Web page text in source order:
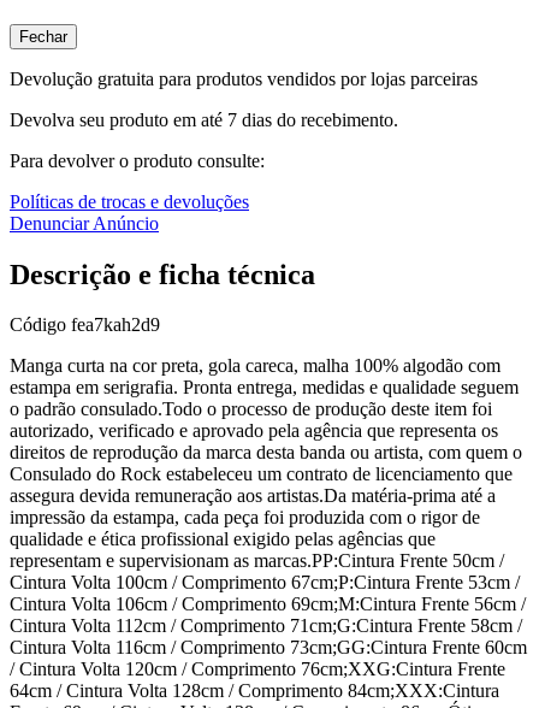
Fechar
Devolução gratuita para produtos vendidos por lojas parceiras
Devolva seu produto em até 7 dias do recebimento.
Para devolver o produto consulte:
Políticas de trocas e devoluções
Denunciar Anúncio
Descrição e ficha técnica
Código fea7kah2d9
Manga curta na cor preta, gola careca, malha 100% algodão com
estampa em serigrafia. Pronta entrega, medidas e qualidade seguem
o padrão consulado.Todo o processo de produção deste item foi
autorizado, verificado e aprovado pela agência que representa os
direitos de reprodução da marca desta banda ou artista, com quem o
Consulado do Rock estabeleceu um contrato de licenciamento que
assegura devida remuneração aos artistas.Da matéria-prima até a
impressão da estampa, cada peça foi produzida com o rigor de
qualidade e ética profissional exigido pelas agências que
representam e supervisionam as marcas.PP:Cintura Frente 50cm /
Cintura Volta 100cm / Comprimento 67cm;P:Cintura Frente 53cm /
Cintura Volta 106cm / Comprimento 69cm;M:Cintura Frente 56cm /
Cintura Volta 112cm / Comprimento 71cm;G:Cintura Frente 58cm /
Cintura Volta 116cm / Comprimento 73cm;GG:Cintura Frente 60cm
/ Cintura Volta 120cm / Comprimento 76cm;XXG:Cintura Frente
64cm / Cintura Volta 128cm / Comprimento 84cm;XXX:Cintura